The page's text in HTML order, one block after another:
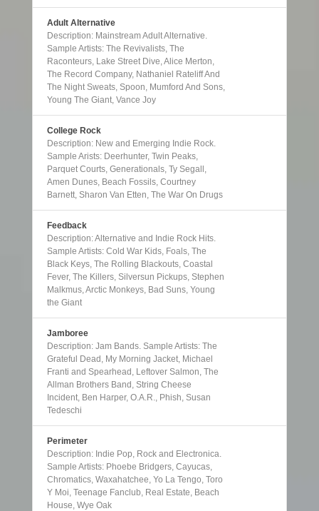
Adult Alternative
Description: Mainstream Adult Alternative.
Sample Artists: The Revivalists, The
Raconteurs, Lake Street Dive, Alice Merton,
The Record Company, Nathaniel Rateliff And
The Night Sweats, Spoon, Mumford And Sons,
Young The Giant, Vance Joy
College Rock
Description: New and Emerging Indie Rock.
Sample Arists: Deerhunter, Twin Peaks,
Parquet Courts, Generationals, Ty Segall,
Amen Dunes, Beach Fossils, Courtney
Barnett, Sharon Van Etten, The War On Drugs
Feedback
Description: Alternative and Indie Rock Hits.
Sample Artists: Cold War Kids, Foals, The
Black Keys, The Rolling Blackouts, Coastal
Fever, The Killers, Silversun Pickups, Stephen
Malkmus, Arctic Monkeys, Bad Suns, Young
the Giant
Jamboree
Description: Jam Bands. Sample Artists: The
Grateful Dead, My Morning Jacket, Michael
Franti and Spearhead, Leftover Salmon, The
Allman Brothers Band, String Cheese
Incident, Ben Harper, O.A.R., Phish, Susan
Tedeschi
Perimeter
Description: Indie Pop, Rock and Electronica.
Sample Artists: Phoebe Bridgers, Cayucas,
Chromatics, Waxahatchee, Yo La Tengo, Toro
Y Moi, Teenage Fanclub, Real Estate, Beach
House, Wye Oak